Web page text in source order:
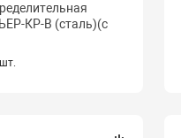
КР-В (сталь)(с